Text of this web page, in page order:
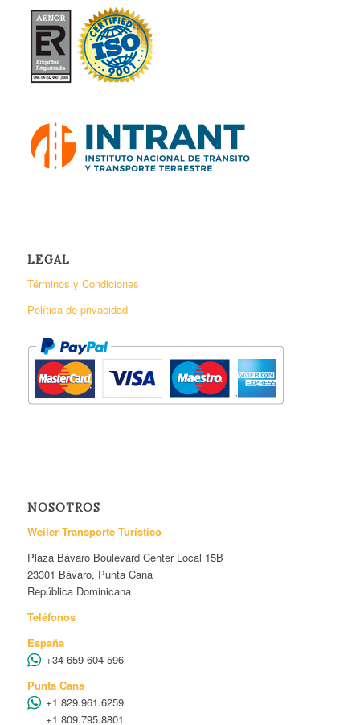
LEGAL
Términos y Condiciones
Política de privacidad
NOSOTROS
Weiler Transporte Turístico
Plaza Bávaro Boulevard Center Local 15B
23301 Bávaro, Punta Cana
República Dominicana
Teléfonos
España
+34 659 604 596
Punta Cana
+1 829.961.6259
+1 809.795.8801